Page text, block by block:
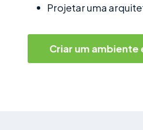
Projetar uma
Criar um ambiente